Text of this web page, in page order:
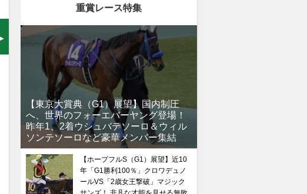
重賞レース特集
【東京大賞典（G1）展望】国内制圧
へ、世界のフォーエバーヤング登場！
昨年1、2着ウシュバテソーロ＆ウィル
ソンテソーロなど豪華メンバー集結
【ホープフルS（G1）展望】近10
年「G1勝利100％」クロワデュノ
ールVS「2歳女王撃破」マジック